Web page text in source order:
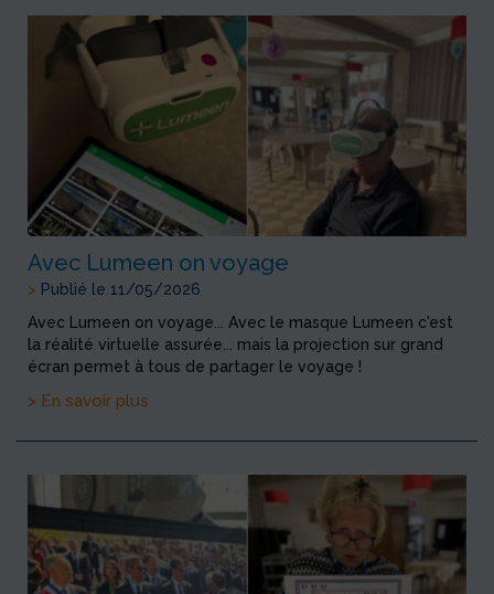
Avec Lumeen on voyage
> Publié le 11/05/2026
Avec Lumeen on voyage... Avec le masque Lumeen c'est
la réalité virtuelle assurée... mais la projection sur grand
écran permet à tous de partager le voyage !
> En savoir plus